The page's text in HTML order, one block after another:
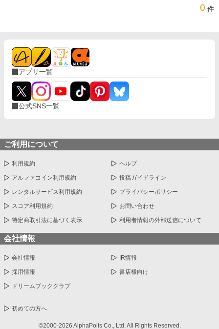
0 件
アプリ一覧
公式SNS一覧
ご利用について
利用規約 ヘルプ
アルファコイン利用規約 投稿ガイドライン
レンタルサービス利用規約 プライバシーポリシー
スコア利用規約 お問い合わせ
特定商取引法に基づく表示 利用者情報の外部送信について
会社情報
会社情報 IR情報
採用情報 書店様向け
ドリームブッククラブ
初めての方へ
©2000-2026 AlphaPolis Co., Ltd. All Rights Reserved.